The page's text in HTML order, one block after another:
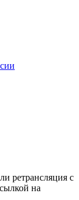
ретрансляция с
на